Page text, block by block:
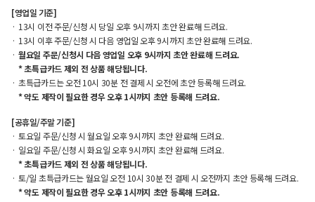
[영업일 기준]
13시 이전 주문/신청 시 당일 오후 9시까지 초안 완료해 드려요.
13시 이후 주문/신청 시 다음 영업일 오후 9시까지 초안 완료해 드려요.
월요일 주문/신청시 다음 영업일 오후 9시까지 초안 완료해 드려요.
* 초특급카드 제외 전 상품 해당됩니다.
초특급카드는 오전 10시 30분 전 결제 시 오전에 초안 등록해 드려요.
* 약도 제작이 필요한 경우 오후 1시까지 초안 등록해 드려요.
[공휴일/주말 기준]
토요일 주문/신청 시 월요일 오후 9시까지 초안 완료해 드려요.
일요일 주문/신청 시 화요일 오후 9시까지 초안 완료해 드려요.
* 초특급카드 제외 전 상품 해당됩니다.
토/일 초특급카드는 월요일 오전 10시 30분 전 결제 시 오전까지 초안 등록해 드려요.
* 약도 제작이 필요한 경우 오후 1시까지 초안 등록해 드려요.